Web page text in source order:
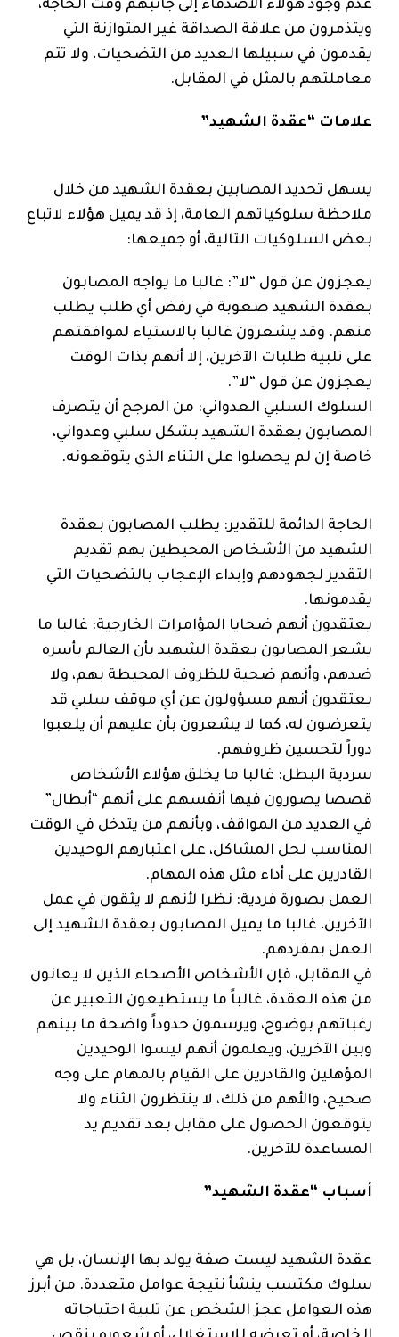
عدم وُجود هؤلاء الأصدقاء إلى جانبهم وقت الحاجة،
ويتذمرون من علاقة الصداقة غير المتوازنة التي
يقدمون في سبيلها العديد من التضحيات، ولا تتم
معاملتهم بالمثل في المقابل.
علامات “عقدة الشهيد”
يسهل تحديد المصابين بعقدة الشهيد من خلال
ملاحظة سلوكياتهم العامة، إذ قد يميل هؤلاء لاتباع
بعض السلوكيات التالية، أو جميعها:
يعجزون عن قول “لا”: غالبا ما يواجه المصابون
بعقدة الشهيد صعوبة في رفض أي طلب يطلب
منهم. وقد يشعرون غالبا بالاستياء لموافقتهم
على تلبية طلبات الآخرين، إلا أنهم بذات الوقت
يعجزون عن قول “لا”.
السلوك السلبي العدواني: من المرجح أن يتصرف
المصابون بعقدة الشهيد بشكل سلبي وعدواني،
خاصة إن لم يحصلوا على الثناء الذي يتوقعونه.
الحاجة الدائمة للتقدير: يطلب المصابون بعقدة
الشهيد من الأشخاص المحيطين بهم تقديم
التقدير لجهودهم وإبداء الإعجاب بالتضحيات التي
يقدمونها.
يعتقدون أنهم ضحايا المؤامرات الخارجية: غالبا ما
يشعر المصابون بعقدة الشهيد بأن العالم بأسره
ضدهم، وأنهم ضحية للظروف المحيطة بهم، ولا
يعتقدون أنهم مسؤولون عن أي موقف سلبي قد
يتعرضون له، كما لا يشعرون بأن عليهم أن يلعبوا
دوراً لتحسين ظروفهم.
سردية البطل: غالبا ما يخلق هؤلاء الأشخاص
قصصا يصورون فيها أنفسهم على أنهم “أبطال”
في العديد من المواقف، وبأنهم من يتدخل في الوقت
المناسب لحل المشاكل، على اعتبارهم الوحيدين
القادرين على أداء مثل هذه المهام.
العمل بصورة فردية: نظرا لأنهم لا يثقون في عمل
الآخرين، غالبا ما يميل المصابون بعقدة الشهيد إلى
العمل بمفردهم.
في المقابل، فإن الأشخاص الأصحاء الذين لا يعانون
من هذه العقدة، غالباً ما يستطيعون التعبير عن
رغباتهم بوضوح، ويرسمون حدوداً واضحة ما بينهم
وبين الآخرين، ويعلمون أنهم ليسوا الوحيدين
المؤهلين والقادرين على القيام بالمهام على وجه
صحيح، والأهم من ذلك، لا ينتظرون الثناء ولا
يتوقعون الحصول على مقابل بعد تقديم يد
المساعدة للآخرين.
أسباب “عقدة الشهيد”
عقدة الشهيد ليست صفة يولد بها الإنسان، بل هي
سلوك مكتسب ينشأ نتيجة عوامل متعددة. من أبرز
هذه العوامل عجز الشخص عن تلبية احتياجاته